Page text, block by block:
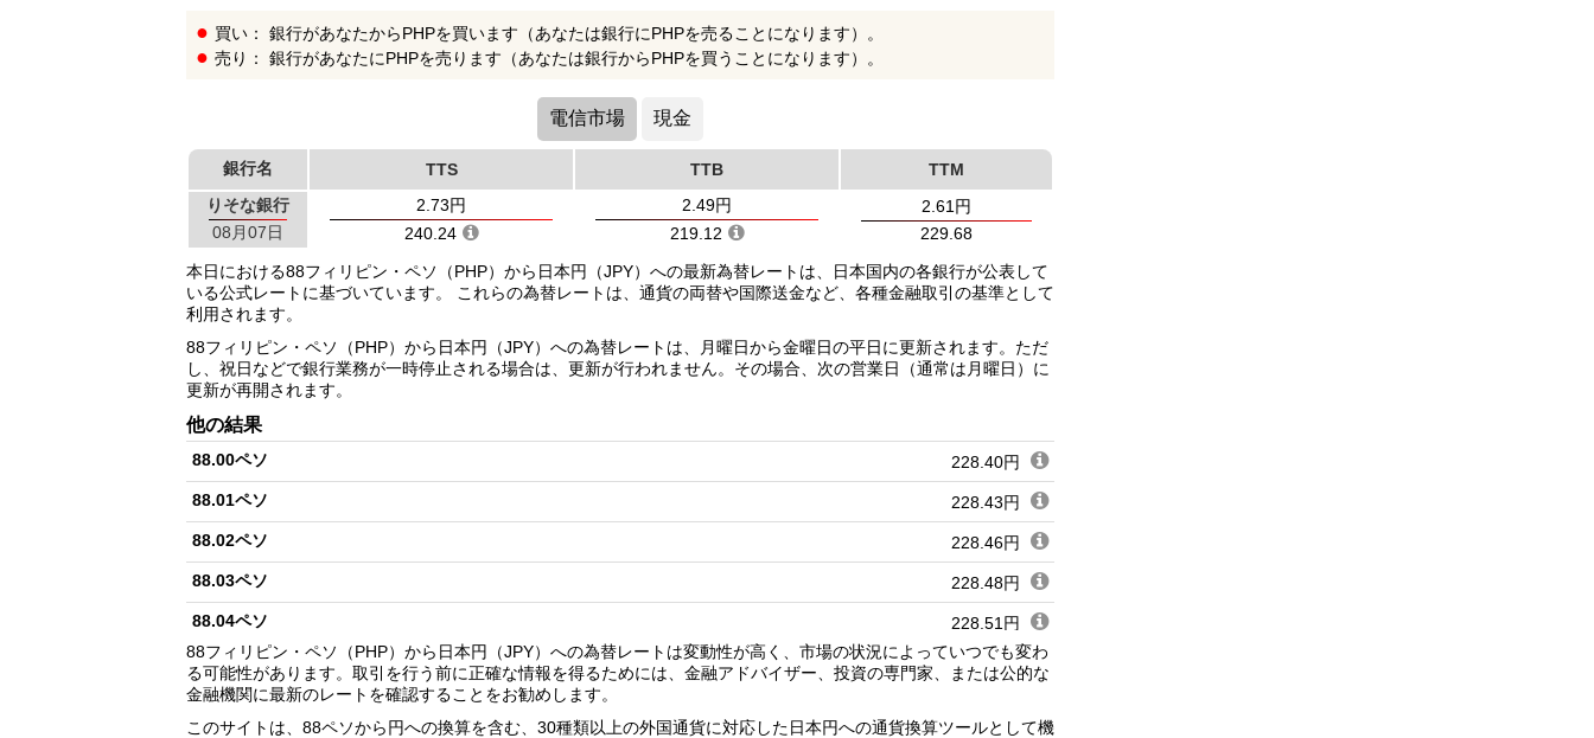
買い： 銀行があなたからPHPを買います（あなたは銀行にPHPを売ることになります）。
売り： 銀行があなたにPHPを売ります（あなたは銀行からPHPを買うことになります）。
電信市場 現金
銀行名 TTS TTB
TTM
りそな銀行
08月07日
2.73円
240.24
2.49円
219.12
2.61円
229.68
本日における88フィリピン・ペソ（PHP）から日本円（JPY）への最新為替レートは、日本国内の各銀行が公表して
いる公式レートに基づいています。 これらの為替レートは、通貨の両替や国際送金など、各種金融取引の基準として
利用されます。
88フィリピン・ペソ（PHP）から日本円（JPY）への為替レートは、月曜日から金曜日の平日に更新されます。ただ
し、祝日などで銀行業務が一時停止される場合は、更新が行われません。その場合、次の営業日（通常は月曜日）に
更新が再開されます。
他の結果
88.00ペソ
228.40円
88.01ペソ
228.43円
88.02ペソ
228.46円
88.03ペソ
228.48円
88.04ペソ
228.51円
88.05ペソ
228.53円
88.06ペソ
88フィリピン・ペソ（PHP）から日本円（JPY）への為替レートは変動性が高く、市場の状況によっていつでも変わ
る可能性があります。取引を行う前に正確な情報を得るためには、金融アドバイザー、投資の専門家、または公的な
金融機関に最新のレートを確認することをお勧めします。
このサイトは、88ペソから円への換算を含む、30種類以上の外国通貨に対応した日本円への通貨換算ツールとして機